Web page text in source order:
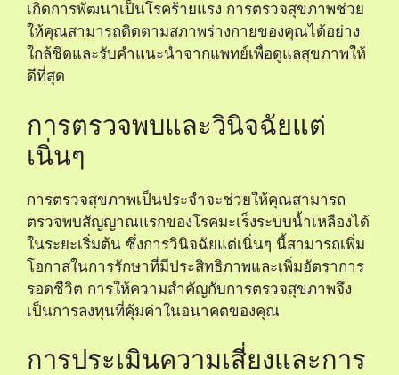
เกิดการพัฒนาเป็นโรคร้ายแรง การตรวจสุขภาพช่วย
ให้คุณสามารถติดตามสภาพร่างกายของคุณได้อย่าง
ใกล้ชิดและรับคำแนะนำจากแพทย์เพื่อดูแลสุขภาพให้
ดีที่สุด
การตรวจพบและวินิจฉัยแต่
เนิ่นๆ
การตรวจสุขภาพเป็นประจำจะช่วยให้คุณสามารถ
ตรวจพบสัญญาณแรกของโรคมะเร็งระบบน้ำเหลืองได้
ในระยะเริ่มต้น ซึ่งการวินิจฉัยแต่เนิ่นๆ นี้สามารถเพิ่ม
โอกาสในการรักษาที่มีประสิทธิภาพและเพิ่มอัตราการ
รอดชีวิต การให้ความสำคัญกับการตรวจสุขภาพจึง
เป็นการลงทุนที่คุ้มค่าในอนาคตของคุณ
การประเมินความเสี่ยงและการ